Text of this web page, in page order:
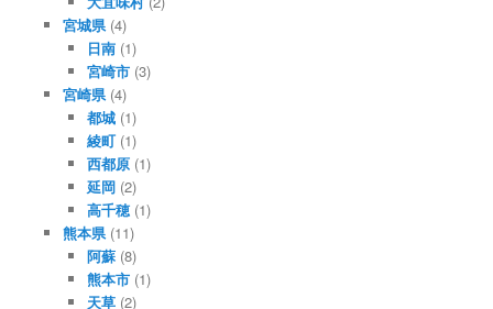
宮城県(4)
日南 (1)
宮崎市 (3)
宮崎県(4)
都城 (1)
綾町 (1)
西都原 (1)
延岡 (2)
高千穂 (1)
熊本県(11)
阿蘇 (8)
熊本市 (1)
天草 (2)